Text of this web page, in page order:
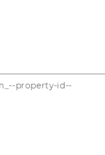
YouTube
property-id--